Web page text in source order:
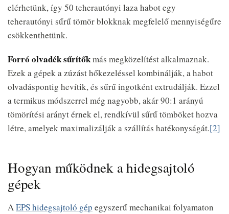
elérhetünk, így 50 teherautónyi laza habot egy
teherautónyi sűrű tömör blokknak megfelelő mennyiségűre
csökkenthetünk.
Forró olvadék sűrítőkmás megközelítést alkalmaznak.
Ezek a gépek a zúzást hőkezeléssel kombinálják, a habot
olvadáspontig hevítik, és sűrű ingotként extrudálják. Ezzel
a termikus módszerrel még nagyobb, akár 90:1 arányú
tömörítési arányt érnek el, rendkívül sűrű tömböket hozva
létre, amelyek maximalizálják a szállítás hatékonyságát.[2]
Hogyan működnek a hidegsajtoló
gépek
AEPS hidegsajtoló gép egyszerű mechanikai folyamaton